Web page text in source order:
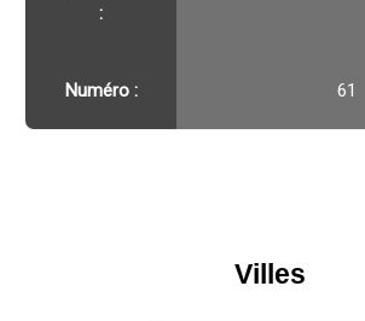
:
Numéro : 61
Villes